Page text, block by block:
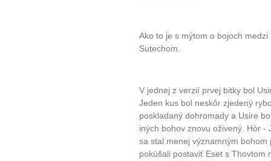
Ako to je s mýtom o bojoch
Sutechom.
V jednej z verzií prvej bitky bol
Jeden kus bol neskôr zjedený
poskladaný dohromady a Usire
iných bohov znovu oživený. Hór
sa stal menej významným
pokúšali postaviť Eset s Thovtom